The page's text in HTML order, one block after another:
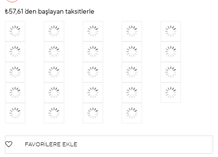
İndirim
₺57,61 `den başlayan taksitlerle
FAVORILERE EKLE